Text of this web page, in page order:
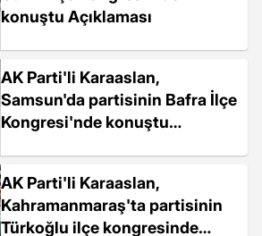
konuştu Açıklaması
AK Parti'li Karaaslan,
Samsun'da partisinin Bafra İlçe
Kongresi'nde konuştu
AK Parti'li Karaaslan,
Kahramanmaraş'ta partisinin
Türkoğlu ilçe kongresinde